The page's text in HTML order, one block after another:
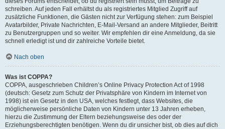
schreiben. Auf jeden Fall erhältst du als registriertes Mitglied Zugriff auf
zusätzliche Funktionen, die Gästen nicht zur Verfügung stehen: zum Beispiel
Avatarbilder, Private Nachrichten, E-Mail-Versand an andere Mitglieder, Beitritt
zu Benutzergruppen und so weiter. Wir empfehlen dir eine Anmeldung, da sie
schnell erledigt ist und dir zahlreiche Vorteile bietet.
Nach oben
Was ist COPPA?
COPPA, ausgeschrieben Children’s Online Privacy Protection Act of 1998
(deutsch: Gesetz zum Schutz der Privatsphäre von Kindern im Internet von
1998) ist ein Gesetz in den USA, welches festlegt, dass Websites, die
möglicherweise persönliche Daten von Kindern unter 13 Jahren erheben,
hierzu die Zustimmung der Eltern beziehungsweise des oder der
Erziehungsberechtigten benötigen. Wenn du dir unsicher bist, ob dies auf dich